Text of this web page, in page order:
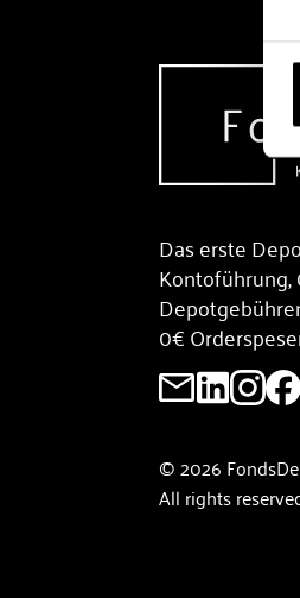
Das erste
0€
© 2026
All rights